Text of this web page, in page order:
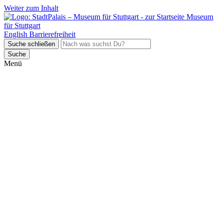
Weiter zum Inhalt
Museum
für Stuttgart
English Barrierefreiheit
Suche schließen
Suche
Menü